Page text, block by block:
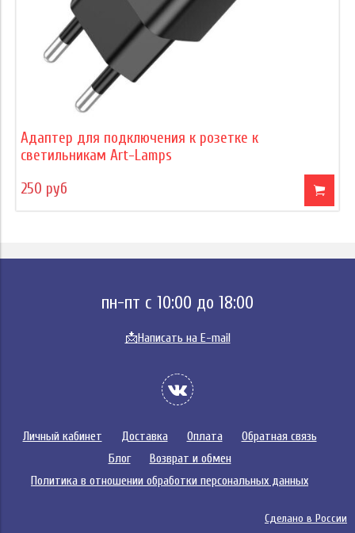
Адаптер для подключения к розетке к
светильникам Art-Lamps
250 руб
пн-пт с 10:00 до 18:00
📩Написать на E-mail
Личный кабинет Доставка Оплата
Обратная связь
Блог
Возврат и обмен
Политика в отношении обработки персональных данных
Сделано в России